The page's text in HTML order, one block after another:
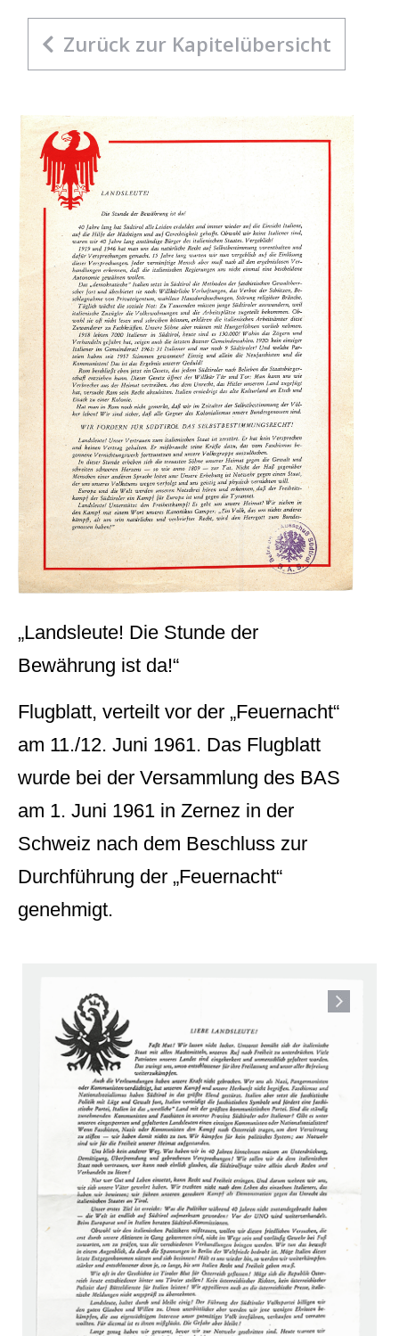
Zurück zur Kapitelübersicht
„Landsleute! Die Stunde der
Bewährung ist da!“
Flugblatt, verteilt vor der „Feuernacht“
am 11./12. Juni 1961. Das Flugblatt
wurde bei der Versammlung des BAS
am 1. Juni 1961 in Zernez in der
Schweiz nach dem Beschluss zur
Durchführung der „Feuernacht“
genehmigt.